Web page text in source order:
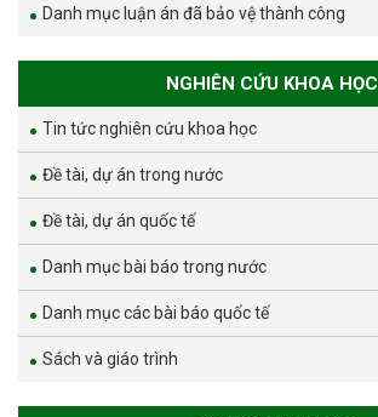
Danh mục luận án đã bảo vệ thành công
NGHIÊN CỨU KHOA HỌC
Tin tức nghiên cứu khoa học
Đề tài, dự án trong nước
Đề tài, dự án quốc tế
Danh mục bài báo trong nước
Danh mục các bài báo quốc tế
Sách và giáo trình